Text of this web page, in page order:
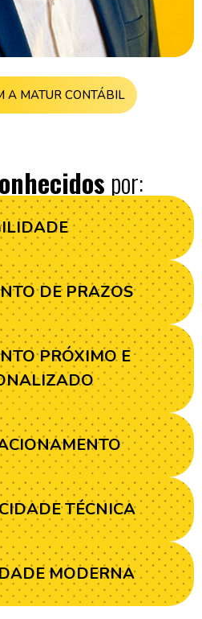
A MATUR CONTÁBIL
por:
DE PRAZOS
PRÓXIMO E
TÉCNICA
MODERNA